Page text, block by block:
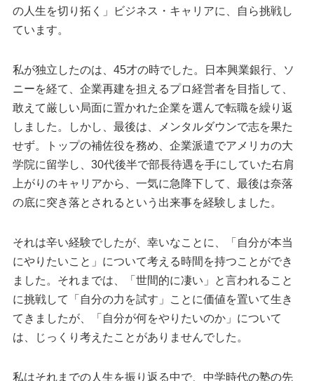
の人生を切り拓く」ビジネス・キャリアに、自ら挑戦し
ています。
私が独立したのは、45才の時でした。日本興業銀行、ソ
ニーを経て、企業再建を担えるプロ経営者を目指して、
敢えて厳しい局面に置かれた企業を選んで転職を繰り返
しました。しかし、最後は、メンタルダウンで志を果た
せず。トップの補佐役を務め、企業派遣でアメリカの大
学院に留学し、30代後半で部長待遇を手にしていた右肩
上がりのキャリアから、一気に急降下して、最後は奈落
の底に突き落とされるという出来事を経験しました。
それは辛い経験でしたが、幸いなことに、「自分が本当
にやりたいこと」について考える時間を持つことができ
ました。それまでは、「世間的に凄い」と言われること
に挑戦して「自分の力を試す」ことに価値を置いて生き
てきましたが、「自分が何をやりたいのか」について
は、じっくり考えたことがありませんでした。
私はそれまでの人生を振り返る中で、中学時代の塾の先